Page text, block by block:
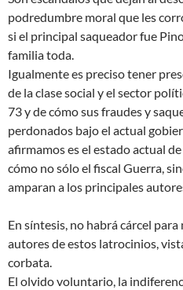
podredumbre moral que les
si el principal saqueador fue
familia toda.
Igualmente es preciso tener
de la clase social y el sector
73 y de cómo sus fraudes y
perdonados bajo el actual
afirmamos es el estado actual
cómo no sólo el fiscal Guerra,
amparan a los principales
En síntesis, no habrá cárcel
autores de estos latrocinios,
corbata.
El olvido voluntario, la